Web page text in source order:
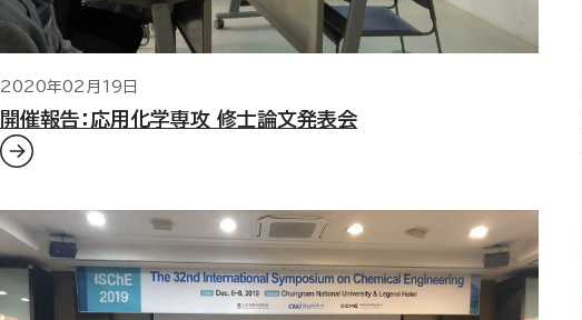
2020年02月19日
開催報告：応用化学専攻 修士論文発表会